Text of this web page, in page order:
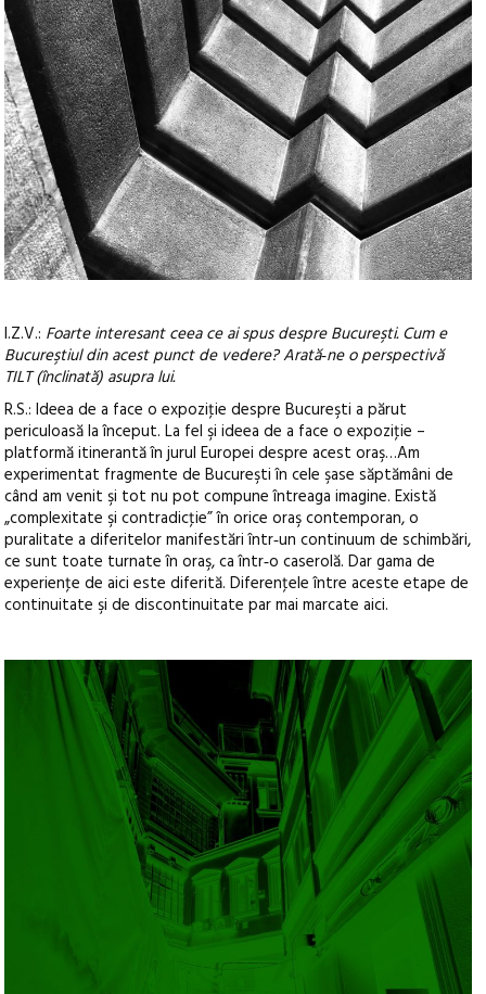
I.Z.V.: Foarte interesant ceea ce ai spus despre Bucureşti. Cum e
Bucureştiul din acest punct de vedere? Arată‑ne o perspectivă
TILT (înclinată) asupra lui.
R.S.: Ideea de a face o expoziţie despre Bucureşti a părut
periculoasă la început. La fel şi ideea de a face o expoziţie –
platformă itinerantă în jurul Europei despre acest oraş…Am
experimentat fragmente de Bucureşti în cele şase săptămâni de
când am venit şi tot nu pot compune întreaga imagine. Există
„complexitate şi contradicţie” în orice oraş contemporan, o
puralitate a diferitelor manifestări într‑un continuum de schimbări,
ce sunt toate turnate în oraş, ca într‑o caserolă. Dar gama de
experienţe de aici este diferită. Diferenţele între aceste etape de
continuitate şi de discontinuitate par mai marcate aici.